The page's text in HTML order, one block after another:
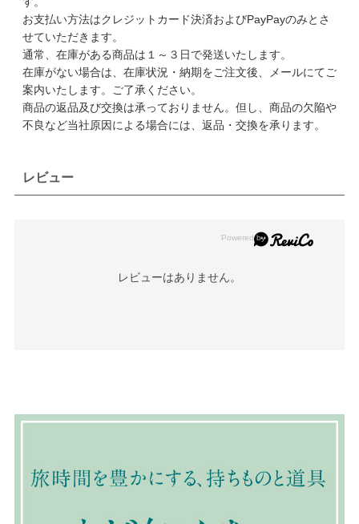
お支払い方法はクレジットカード決済およびPayPayのみとさ
せていただきます。
通常、在庫がある商品は１～３日で発送いたします。
在庫がない場合は、在庫状況・納期をご注文後、メールにてご
案内いたします。ご了承ください。
商品の返品及び交換は承っておりません。但し、商品の欠陥や
不良など当社原因による場合には、返品・交換を承ります。
レビュー
レビューはありません。